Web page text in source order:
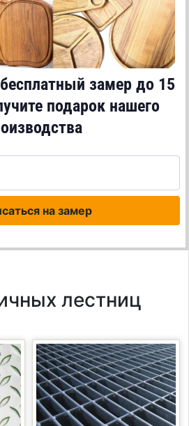
замер до 15
подарок нашего
на замер
лестниц